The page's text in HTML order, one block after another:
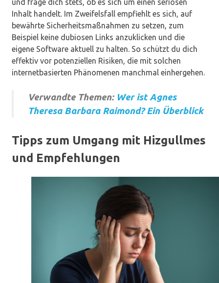
und frage dich stets, ob es sich um einen seriösen
Inhalt handelt. Im Zweifelsfall empfiehlt es sich, auf
bewährte Sicherheitsmaßnahmen zu setzen, zum
Beispiel keine dubiosen Links anzuklicken und die
eigene Software aktuell zu halten. So schützt du dich
effektiv vor potenziellen Risiken, die mit solchen
internetbasierten Phänomenen manchmal einhergehen.
Verwandte Themen: Wer ist Agnes
Theresa Barbara Raimond? Ein Überblick
Tipps zum Umgang mit Hizgullmes
und Empfehlungen